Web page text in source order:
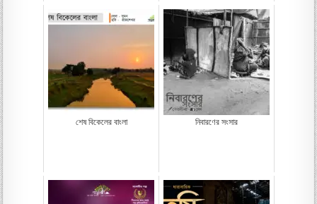
শেষ বিকেলের বাংলা নিবারণের সংসার